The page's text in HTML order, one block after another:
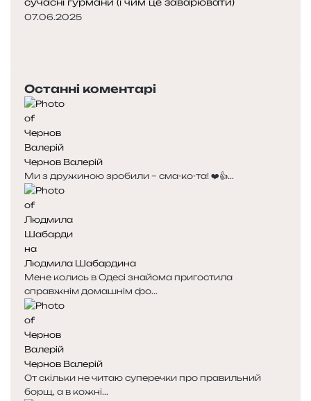
07.06.2025
р
е
д
н
я
с
т
о
р
і
н
к
а
т
у
п
н
а
с
т
о
р
і
н
к
а
Останні коментарі
Чернов Валерій
Ми з дружиною зробили – сма-ко-та! ❤️👍...
Людмила Шабардина
Мене колись в Одесі знайома пригостила
справжнім домашнім фо...
Чернов Валерій
От скільки не читаю суперечки про правильний
борщ, а в кожні...